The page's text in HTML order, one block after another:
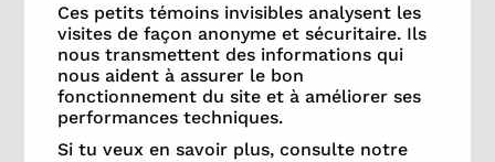
Ces petits témoins invisibles analysent les
visites de façon anonyme et sécuritaire. Ils
nous transmettent des informations qui
nous aident à assurer le bon
fonctionnement du site et à améliorer ses
performances techniques.
Si tu veux en savoir plus, consulte notre